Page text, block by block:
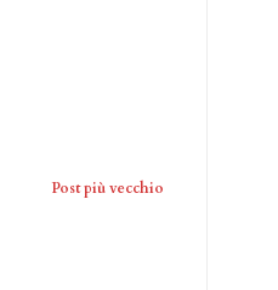
Post più vecchio